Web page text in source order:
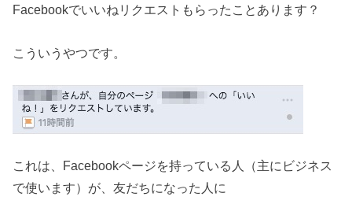
Facebookでいいねリクエストもらったことあります？
こういうやつです。
これは、Facebookページを持っている人（主にビジネス
で使います）が、友だちになった人に